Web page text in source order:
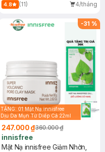
4.8 (11) 4/tháng
-31 %
TẶNG: 01 Mặt Nạ innisfree
Dịu Da Mụn Từ Diếp Cá 22ml
247.000 ₫360.000 ₫
innisfree
Mặt Nạ innisfree Giảm Nhờn,